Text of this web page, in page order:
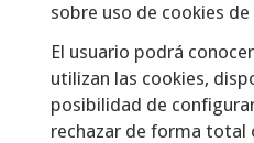
sobre uso de cookies de
El usuario podrá
utilizan las cookies,
posibilidad de
rechazar de forma total